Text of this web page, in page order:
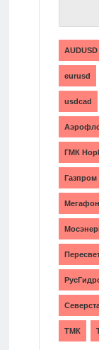
AUDUSD
eurusd
usdcad
ГМК
Мегафон
ТМК